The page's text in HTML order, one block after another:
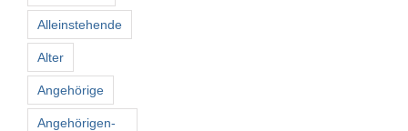
Alleinstehende
Alter
Angehörige
Angehörigen-